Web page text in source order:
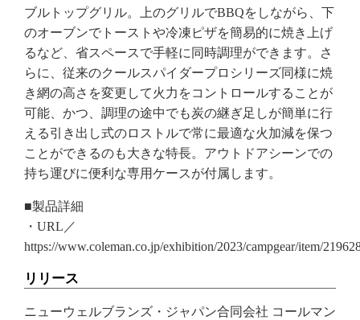
ブルトップグリル。上のグリルでBBQをしながら、下
のオーブンでトーストや冷凍ピザを簡易的に焼き上げ
るなど、省スペースで手軽に同時調理ができます。さ
らに、従来のクールスパイダープロシリーズ同様に焼
き網の高さを変更して火力をコントロールすることが
可能、かつ、調理の途中でも炭の継ぎ足しが簡単に行
える引き出し式のロストルで常に最適な火加減を保つ
ことができるのも大きな特長。アウトドアシーンでの
持ち運びに便利な専用ケースが付属します。
■製品詳細
・URL／
https://www.coleman.co.jp/exhibition/2023/campgear/item/
リリース
ニューウェルブランズ・ジャパン合同会社 コールマン